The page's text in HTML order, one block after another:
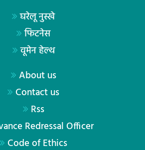
घरेलू नुस्खे
फिटनेस
वूमेन हेल्थ
About us
Contact us
Rss
Redressal Officer
Code of Ethics